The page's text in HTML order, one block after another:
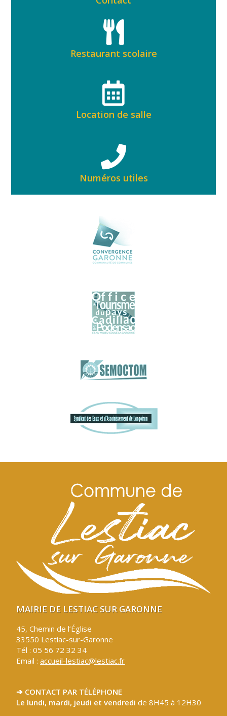
Restaurant scolaire
Location de salle
Numéros utiles
MAIRIE DE LESTIAC SUR GARONNE
45, Chemin de l’Église
33550 Lestiac-sur-Garonne
Tél : 05 56 72 32 34
Email :accueil-lestiac@lestiac.fr
➔ CONTACT PAR TÉLÉPHONE
Le lundi, mardi, jeudi et vendredide 8H45 à 12H30